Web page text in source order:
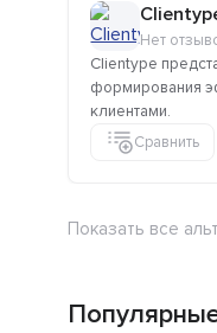
Нет
Clientype
формирования
клиентами.
Сравнить
Показать все